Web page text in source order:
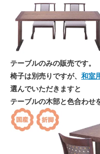
テーブルのみの販売です。
椅子は別売りですが、 和室
選んでいただきますと
テーブルの木部と色合わせ